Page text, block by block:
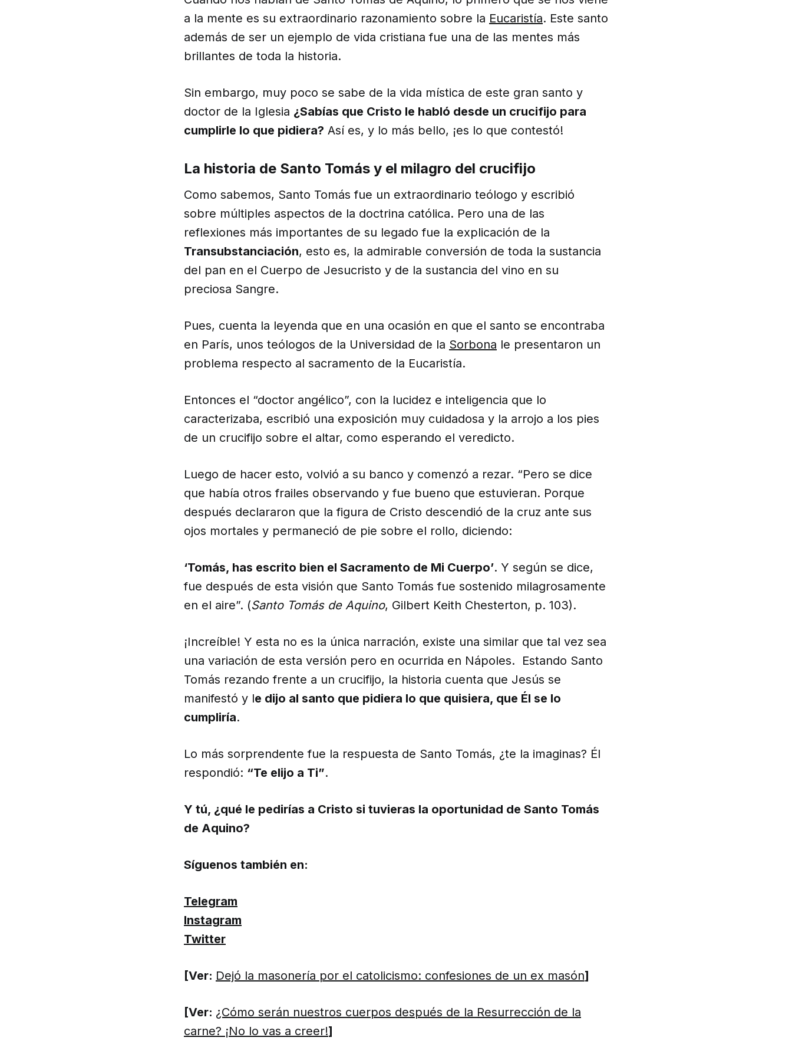
a la mente es su extraordinario razonamiento sobre la Eucaristía. Este santo
además de ser un ejemplo de vida cristiana fue una de las mentes más
brillantes de toda la historia.
Sin embargo, muy poco se sabe de la vida mística de este gran santo y
doctor de la Iglesia ¿Sabías que Cristo le habló desde un crucifijo para
cumplirle lo que pidiera? Así es, y lo más bello, ¡es lo que contestó!
La historia de Santo Tomás y el milagro del crucifijo
Como sabemos, Santo Tomás fue un extraordinario teólogo y escribió
sobre múltiples aspectos de la doctrina católica. Pero una de las
reflexiones más importantes de su legado fue la explicación de la
Transubstanciación, esto es, la admirable conversión de toda la sustancia
del pan en el Cuerpo de Jesucristo y de la sustancia del vino en su
preciosa Sangre.
Pues, cuenta la leyenda que en una ocasión en que el santo se encontraba
en París, unos teólogos de la Universidad de la Sorbona le presentaron un
problema respecto al sacramento de la Eucaristía.
Entonces el “doctor angélico”, con la lucidez e inteligencia que lo
caracterizaba, escribió una exposición muy cuidadosa y la arrojo a los pies
de un crucifijo sobre el altar, como esperando el veredicto.
Luego de hacer esto, volvió a su banco y comenzó a rezar. “Pero se dice
que había otros frailes observando y fue bueno que estuvieran. Porque
después declararon que la figura de Cristo descendió de la cruz ante sus
ojos mortales y permaneció de pie sobre el rollo, diciendo:
‘Tomás, has escrito bien el Sacramento de Mi Cuerpo’. Y según se dice,
fue después de esta visión que Santo Tomás fue sostenido milagrosamente
en el aire”. (Santo Tomás de Aquino, Gilbert Keith Chesterton, p. 103).
¡Increíble! Y esta no es la única narración, existe una similar que tal vez sea
una variación de esta versión pero en ocurrida en Nápoles. Estando Santo
Tomás rezando frente a un crucifijo, la historia cuenta que Jesús se
manifestó y le dijo al santo que pidiera lo que quisiera, que Él se lo
cumpliría.
Lo más sorprendente fue la respuesta de Santo Tomás, ¿te la imaginas? Él
respondió: “Te elijo a Ti”.
Y tú, ¿qué le pedirías a Cristo si tuvieras la oportunidad de Santo Tomás
de Aquino?
Síguenos también en:
Telegram
Instagram
Twitter
[Ver: Dejó la masonería por el catolicismo: confesiones de un ex masón]
[Ver: ¿Cómo serán nuestros cuerpos después de la Resurrección de la
carne? ¡No lo vas a creer!]